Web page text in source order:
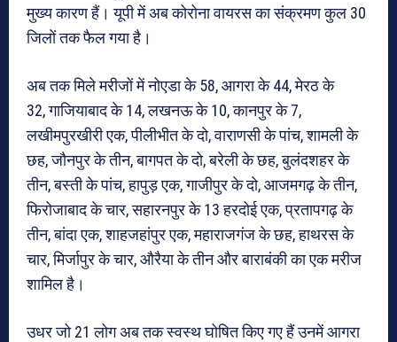
मुख्य कारण हैं। यूपी में अब कोरोना वायरस का संक्रमण कुल 30
जिलों तक फैल गया है।
अब तक मिले मरीजों में नोएडा के 58, आगरा के 44, मेरठ के
32, गाजियाबाद के 14, लखनऊ के 10, कानपुर के 7,
लखीमपुरखीरी एक, पीलीभीत के दो, वाराणसी के पांच, शामली के
छह, जौनपुर के तीन, बागपत के दो, बरेली के छह, बुलंदशहर के
तीन, बस्ती के पांच, हापुड़ एक, गाजीपुर के दो, आजमगढ़ के तीन,
फिरोजाबाद के चार, सहारनपुर के 13 हरदोई एक, प्रतापगढ़ के
तीन, बांदा एक, शाहजहांपुर एक, महाराजगंज के छह, हाथरस के
चार, मिर्जापुर के चार, औरैया के तीन और बाराबंकी का एक मरीज
शामिल है।
उधर जो 21 लोग अब तक स्वस्थ घोषित किए गए हैं उनमें आगरा